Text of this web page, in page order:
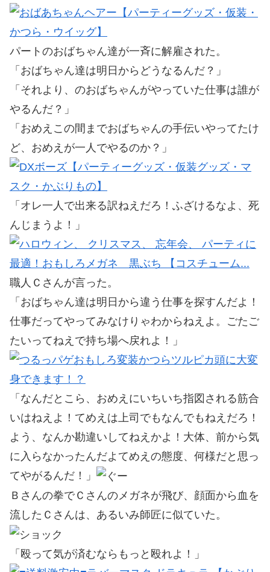
パートのおばちゃん達が一斉に解雇された。
「おばちゃん達は明日からどうなるんだ？」
「それより、のおばちゃんがやっていた仕事は誰が
やるんだ？」
「おめえこの間までおばちゃんの手伝いやってたけ
ど、おめえが一人でやるのか？」
「オレ一人で出来る訳ねえだろ！ふざけるなよ、死
んじまうよ！」
職人Ｃさんが言った。
「おばちゃん達は明日から違う仕事を探すんだよ！
仕事だってやってみなけりゃわからねえよ。ごたご
たいってねえで持ち場へ戻れよ！」
「なんだとこら、おめえにいちいち指図される筋合
いはねえよ！てめえは上司でもなんでもねえだろ！
よう、なんか勘違いしてねえかよ！大体、前から気
に入らなかったんだよてめえの態度、何様だと思っ
てやがるんだ！」
Ｂさんの拳でＣさんのメガネが飛び、顔面から血を
流したＣさんは、あるいみ師匠に似ていた。
「殴って気が済むならもっと殴れよ！」